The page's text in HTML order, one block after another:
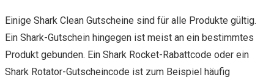
Einige Shark Clean Gutscheine sind für alle Produkte gültig.
Ein Shark-Gutschein hingegen ist meist an ein bestimmtes
Produkt gebunden. Ein Shark Rocket-Rabattcode oder ein
Shark Rotator-Gutscheincode ist zum Beispiel häufig